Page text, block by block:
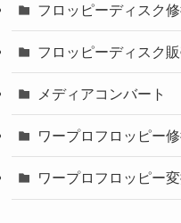
フロッピーディスク
フロッピーディスク
メディアコンバート
ワープロフロッピー
ワープロフロッピー